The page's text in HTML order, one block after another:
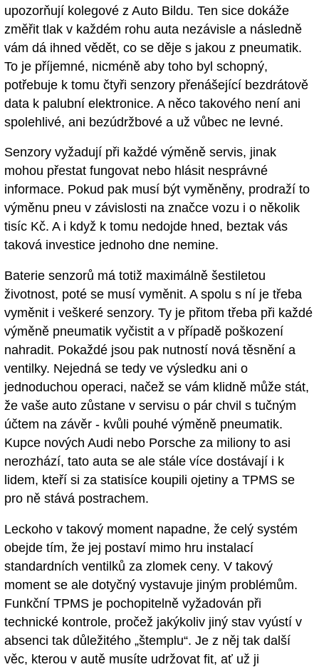
upozorňují kolegové z Auto Bildu. Ten sice dokáže
změřit tlak v každém rohu auta nezávisle a následně
vám dá ihned vědět, co se děje s jakou z pneumatik.
To je příjemné, nicméně aby toho byl schopný,
potřebuje k tomu čtyři senzory přenášející bezdrátově
data k palubní elektronice. A něco takového není ani
spolehlivé, ani bezúdržbové a už vůbec ne levné.
Senzory vyžadují při každé výměně servis, jinak
mohou přestat fungovat nebo hlásit nesprávné
informace. Pokud pak musí být vyměněny, prodraží to
výměnu pneu v závislosti na značce vozu i o několik
tisíc Kč. A i když k tomu nedojde hned, beztak vás
taková investice jednoho dne nemine.
Baterie senzorů má totiž maximálně šestiletou
životnost, poté se musí vyměnit. A spolu s ní je třeba
vyměnit i veškeré senzory. Ty je přitom třeba při každé
výměně pneumatik vyčistit a v případě poškození
nahradit. Pokaždé jsou pak nutností nová těsnění a
ventilky. Nejedná se tedy ve výsledku ani o
jednoduchou operaci, načež se vám klidně může stát,
že vaše auto zůstane v servisu o pár chvil s tučným
účtem na závěr - kvůli pouhé výměně pneumatik.
Kupce nových Audi nebo Porsche za miliony to asi
nerozhází, tato auta se ale stále více dostávají i k
lidem, kteří si za statisíce koupili ojetiny a TPMS se
pro ně stává postrachem.
Leckoho v takový moment napadne, že celý systém
obejde tím, že jej postaví mimo hru instalací
standardních ventilků za zlomek ceny. V takový
moment se ale dotyčný vystavuje jiným problémům.
Funkční TPMS je pochopitelně vyžadován při
technické kontrole, pročež jakýkoliv jiný stav vyústí v
absenci tak důležitého „štemplu“. Je z něj tak další
věc, kterou v autě musíte udržovat fit, ať už ji